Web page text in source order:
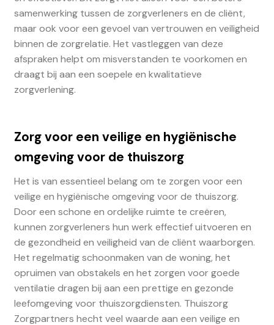
samenwerking tussen de zorgverleners en de cliënt,
maar ook voor een gevoel van vertrouwen en veiligheid
binnen de zorgrelatie. Het vastleggen van deze
afspraken helpt om misverstanden te voorkomen en
draagt bij aan een soepele en kwalitatieve
zorgverlening.
Zorg voor een veilige en hygiënische
omgeving voor de thuiszorg
Het is van essentieel belang om te zorgen voor een
veilige en hygiënische omgeving voor de thuiszorg.
Door een schone en ordelijke ruimte te creëren,
kunnen zorgverleners hun werk effectief uitvoeren en
de gezondheid en veiligheid van de cliënt waarborgen.
Het regelmatig schoonmaken van de woning, het
opruimen van obstakels en het zorgen voor goede
ventilatie dragen bij aan een prettige en gezonde
leefomgeving voor thuiszorgdiensten. Thuiszorg
Zorgpartners hecht veel waarde aan een veilige en